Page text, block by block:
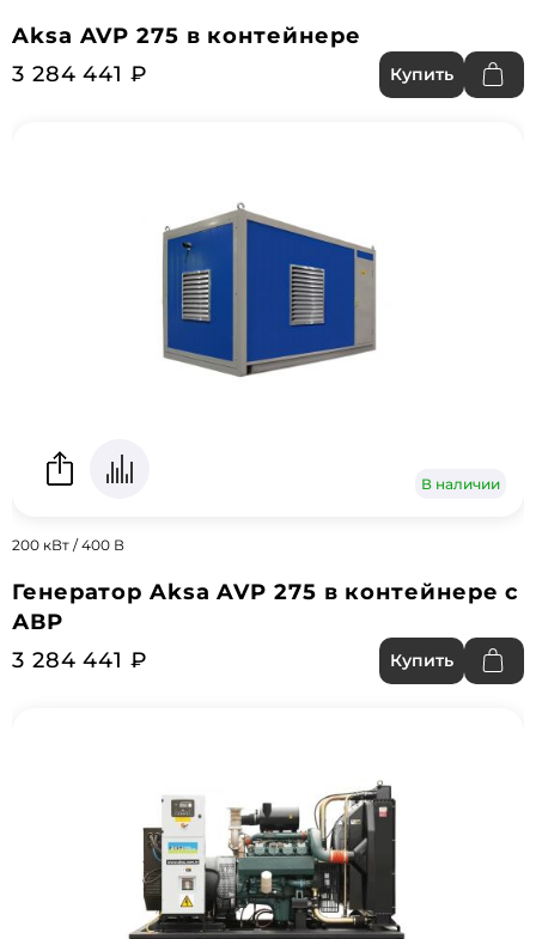
Aksa AVP 275 в контейнере
3 284 441 ₽
Купить
В наличии
200 кВт / 400 В
Генератор Aksa AVP 275 в контейнере с
АВР
3 284 441 ₽
Купить